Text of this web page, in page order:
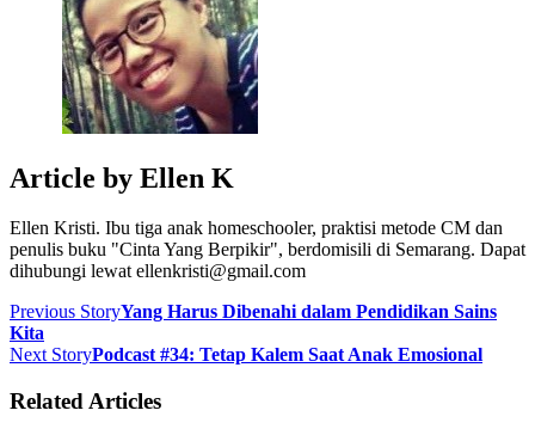
Article by Ellen K
Ellen Kristi. Ibu tiga anak homeschooler, praktisi metode CM dan
penulis buku "Cinta Yang Berpikir", berdomisili di Semarang. Dapat
dihubungi lewat ellenkristi@gmail.com
Previous StoryYang Harus Dibenahi dalam Pendidikan Sains
Kita
Next StoryPodcast #34: Tetap Kalem Saat Anak Emosional
Related Articles